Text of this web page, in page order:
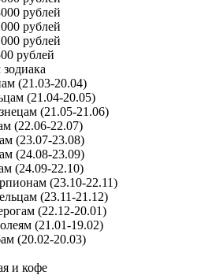
рублей
рублей
рублей
рублей
(21.03-20.04)
(21.04-20.05)
(21.05-21.06)
(22.06-22.07)
(23.07-23.08)
(24.08-23.09)
(24.09-22.10)
(23.10-22.11)
(23.11-21.12)
(22.12-20.01)
(21.01-19.02)
(20.02-20.03)
и кофе